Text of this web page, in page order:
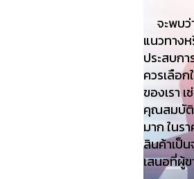
จะพบว่
แนวทาง
ประสบก
ควรเลือ
ของเรา
คุณสมบัติ
มาก ในร
สินค้าเป็
เสนอที่ผู้